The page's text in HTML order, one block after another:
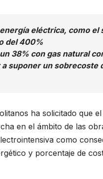
eléctrica, como
del 400%
38% con gas natural
suponer un sobrecoste
ha solicitado que
en el ámbito de las
como
y porcentaje de